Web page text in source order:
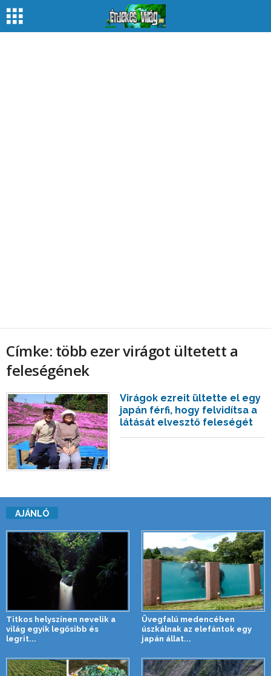
Címke: több ezer virágot ültetett a
feleségének
Virágok ezreit ültette el egy
japán férfi, hogy felvidítsa a
látását elvesztő feleségét
AJÁNLÓ
Titkos helyszínen nevelik a
világ egyik legősibb és
legrit...
Üvegfalú medencében
úszkálnak az elefántok egy
japán állat...